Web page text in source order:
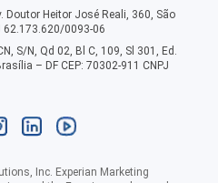
Doutor Heitor José Reali, 360, São
62.173.620/0093-06
S/N, Qd 02, Bl C, 109, Sl 301, Ed.
– DF CEP: 70302-911 CNPJ
Inc. Experian Marketing